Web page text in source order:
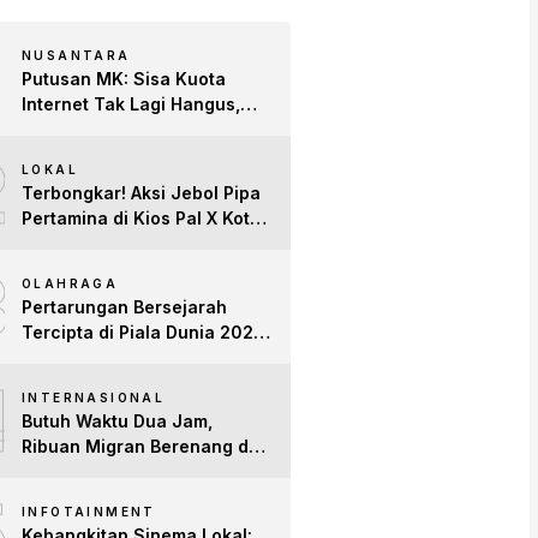
NUSANTARA
Putusan MK: Sisa Kuota
Internet Tak Lagi Hangus,
LOKAL
Terbongkar! Aksi Jebol Pipa
Pertamina di Kios Pal X Kota
OLAHRAGA
Pertarungan Bersejarah
Tercipta di Piala Dunia 2026:
INTERNASIONAL
Butuh Waktu Dua Jam,
Ribuan Migran Berenang dari
INFOTAINMENT